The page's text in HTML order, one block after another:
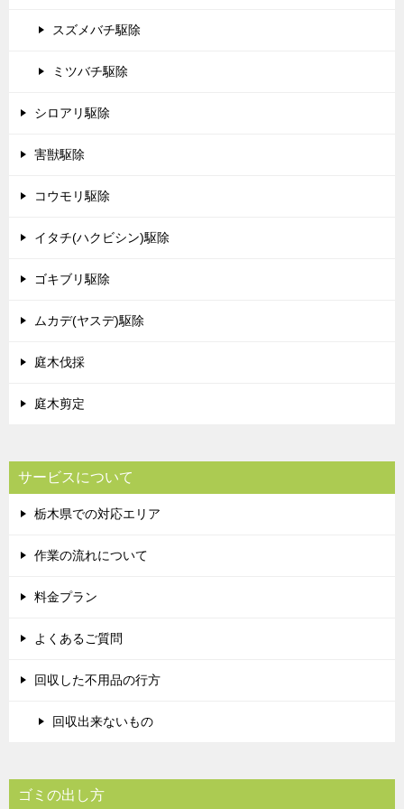
スズメバチ駆除
ミツバチ駆除
シロアリ駆除
害獣駆除
コウモリ駆除
イタチ(ハクビシン)駆除
ゴキブリ駆除
ムカデ(ヤスデ)駆除
庭木伐採
庭木剪定
サービスについて
栃木県での対応エリア
作業の流れについて
料金プラン
よくあるご質問
回収した不用品の行方
回収出来ないもの
ゴミの出し方